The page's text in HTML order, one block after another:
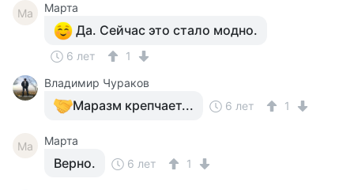
Ма Марта
Да. Сейчас это стало модно.
6 лет
1
Владимир Чураков
Маразм крепчает... 6 лет 1
Ма Марта
Верно. 6 лет 1